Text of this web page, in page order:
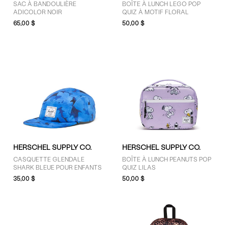
SAC À BANDOULIÈRE
ADICOLOR NOIR
65,00 $
BOÎTE À LUNCH LEGO POP
QUIZ À MOTIF FLORAL
50,00 $
HERSCHEL SUPPLY CO.
CASQUETTE GLENDALE
SHARK BLEUE POUR ENFANTS
35,00 $
HERSCHEL SUPPLY CO.
BOÎTE À LUNCH PEANUTS POP
QUIZ LILAS
50,00 $